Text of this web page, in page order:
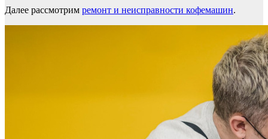
Далее рассмотрим ремонт и неисправности кофемашин.